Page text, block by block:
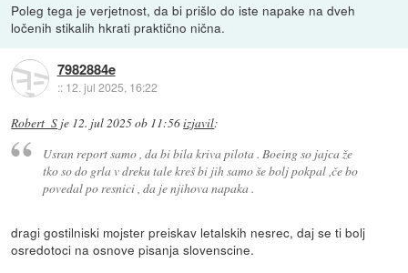
Poleg tega je verjetnost, da bi prišlo do iste napake na dveh
ločenih stikalih hkrati praktično nična.
7982884e
:: 12. jul 2025, 16:22
Robert_S je 12. jul 2025 ob 11:56izjavil:
Usran report samo , da bi bila kriva pilota . Boeing so jajca že
tko so do grla v dreku tale kreš bi jih samo še bolj pokpal ,če bo
povedal po resnici , da je njihova napaka .
dragi gostilniski mojster preiskav letalskih nesrec, daj se ti bolj
osredotoci na osnove pisanja slovenscine.